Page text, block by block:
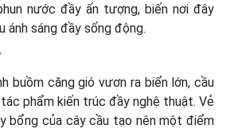
nước đầy ấn tượng, biến nơi đây
ánh sáng đầy sống động.
buồm căng gió vươn ra biển lớn, cầu
phẩm kiến trúc đầy nghệ thuật. Vẻ
bổng của cây cầu tạo nên một điểm